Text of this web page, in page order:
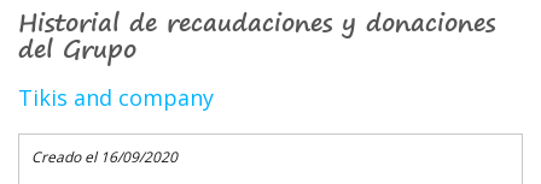
Historial de recaudaciones y donaciones
del Grupo
Tikis and company
Creado el 16/09/2020